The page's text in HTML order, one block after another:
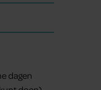
dagen